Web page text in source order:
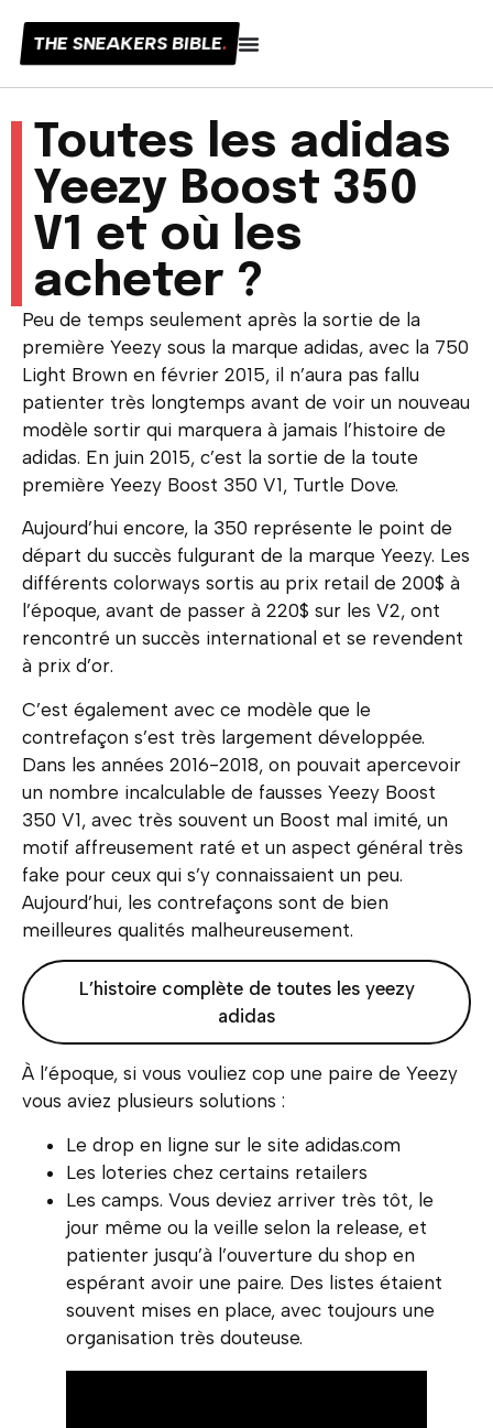
THE SNEAKERS BIBLE.
Toutes les adidas
Yeezy Boost 350
V1 et où les
acheter ?
Peu de temps seulement après la sortie de la
première Yeezy sous la marque adidas, avec la 750
Light Brown en février 2015, il n’aura pas fallu
patienter très longtemps avant de voir un nouveau
modèle sortir qui marquera à jamais l’histoire de
adidas. En juin 2015, c’est la sortie de la toute
première Yeezy Boost 350 V1, Turtle Dove.
Aujourd’hui encore, la 350 représente le point de
départ du succès fulgurant de la marque Yeezy. Les
différents colorways sortis au prix retail de 200$ à
l’époque, avant de passer à 220$ sur les V2, ont
rencontré un succès international et se revendent
à prix d’or.
C’est également avec ce modèle que le
contrefaçon s’est très largement développée.
Dans les années 2016-2018, on pouvait apercevoir
un nombre incalculable de fausses Yeezy Boost
350 V1, avec très souvent un Boost mal imité, un
motif affreusement raté et un aspect général très
fake pour ceux qui s’y connaissaient un peu.
Aujourd’hui, les contrefaçons sont de bien
meilleures qualités malheureusement.
L’histoire complète de toutes les yeezy
adidas
À l’époque, si vous vouliez cop une paire de Yeezy
vous aviez plusieurs solutions :
Le drop en ligne sur le site adidas.com
Les loteries chez certains retailers
Les camps. Vous deviez arriver très tôt, le
jour même ou la veille selon la release, et
patienter jusqu’à l’ouverture du shop en
espérant avoir une paire. Des listes étaient
souvent mises en place, avec toujours une
organisation très douteuse.